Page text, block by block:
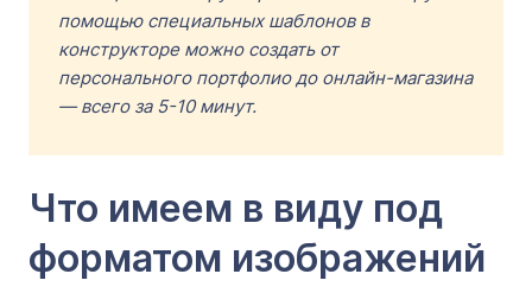
помощью специальных шаблонов в
конструкторе можно создать от
персонального портфолио до онлайн-магазина
— всего за 5-10 минут.
Что имеем в виду под
форматом изображений